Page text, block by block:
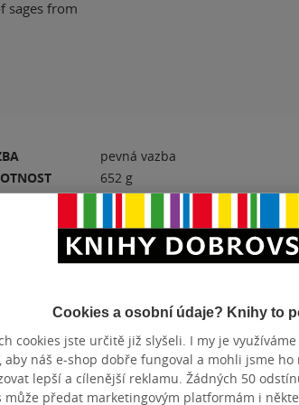
sages from
pevná vazba
652 g
angličtina
Hodnocení a recenze
PŘIDEJTE SVÉ HODNOCENÍ
Cookies a osobní údaje? Knihy to
cookies jste určitě již slyšeli. I my je
aby náš e-shop dobře fungoval a mohli jsme ho
lepší a cílenější reklamu. Žádných 50
může předat marketingovým platformám i